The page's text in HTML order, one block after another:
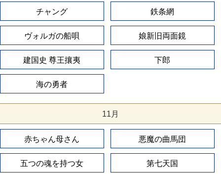
チャング 鉄条網
ヴォルガの船唄 娘新旧両面鏡
建国史 尊王攘夷 下郎
海の勇者
11月
赤ちゃん母さん 悪魔の曲馬団
五つの魂を持つ女 第七天国